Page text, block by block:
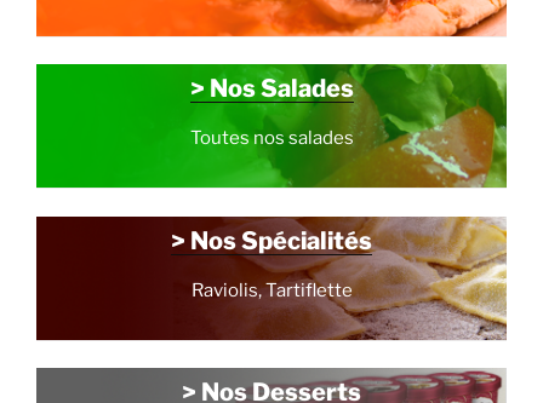
> Nos Salades
Toutes nos salades
> Nos Spécialités
Raviolis, Tartiflette
> Nos Desserts